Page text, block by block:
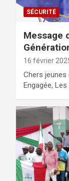
SÉCURITÉ
Message
16 février
Chers jeunes
Engagée,